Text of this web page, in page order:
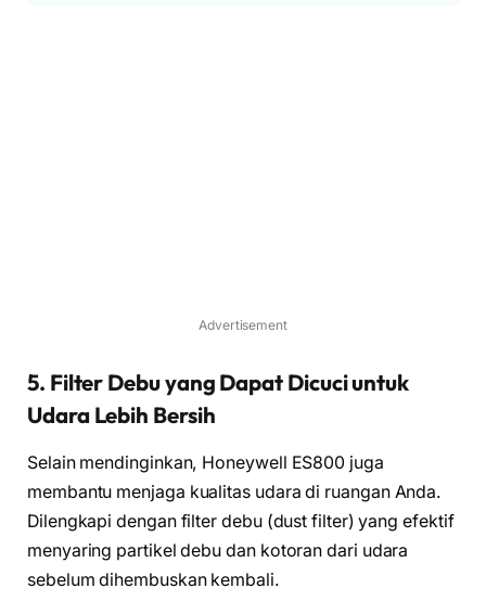
Advertisement
5. Filter Debu yang Dapat Dicuci untuk
Udara Lebih Bersih
Selain mendinginkan, Honeywell ES800 juga
membantu menjaga kualitas udara di ruangan Anda.
Dilengkapi dengan filter debu (dust filter) yang efektif
menyaring partikel debu dan kotoran dari udara
sebelum dihembuskan kembali.